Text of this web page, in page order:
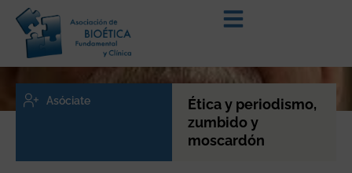
Ética y periodismo,
zumbido y
moscardón
Asóciate